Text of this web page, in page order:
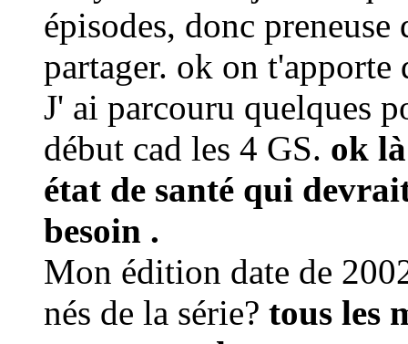
épisodes, donc
partager. ok on
J' ai parcouru quelques
début cad les 4 GS. ok
état de santé qui
besoin .
Mon édition date de
nés de la série? tous les